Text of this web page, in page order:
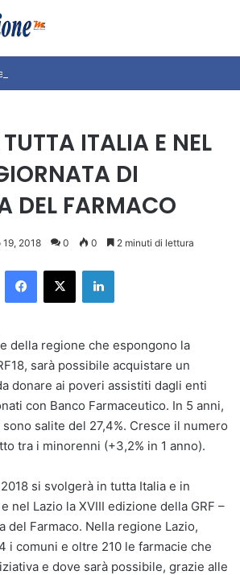
ITALIA E NEL
DI
DEL FARMACO
19, 2018 0 0 2 minuti di lettura
della regione che espongono la
sarà possibile acquistare un
donare ai poveri assistiti dagli enti
con Banco Farmaceutico. In 5 anni,
salite del 27,4%. Cresce il numero
tra i minorenni (+3,2% in 1 anno).
si svolgerà in tutta Italia e in
nel Lazio la XVIII edizione della GRF –
del Farmaco. Nella regione Lazio,
i comuni e oltre 210 le farmacie che
e dove sarà possibile, grazie alle